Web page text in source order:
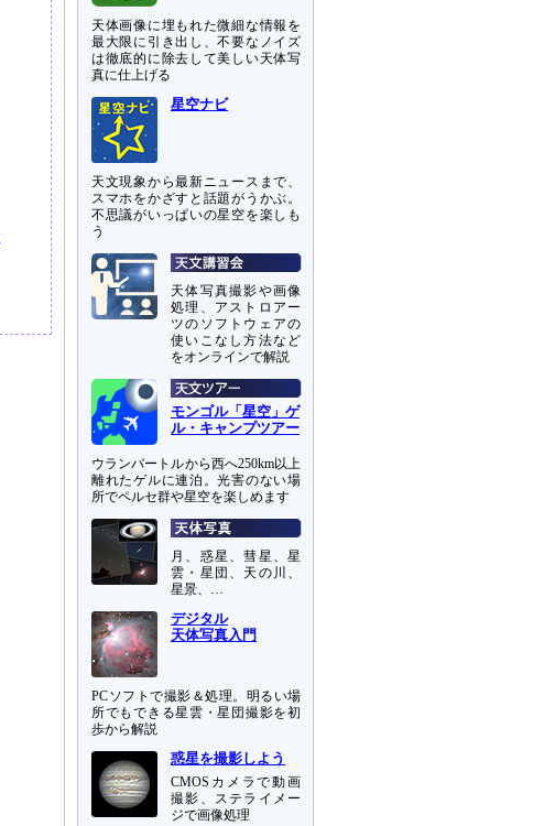
天体画像に埋もれた微細な情報を
最大限に引き出し、不要なノイズ
は徹底的に除去して美しい天体写
真に仕上げる
星空ナビ
天文現象から最新ニュースまで、
スマホをかざすと話題がうかぶ。
不思議がいっぱいの星空を楽しも
う
天体写真撮影や画像
処理、アストロアー
ツのソフトウェアの
使いこなし方法など
をオンラインで解説
モンゴル「星空」ゲ
ル・キャンプツアー
ウランバートルから西へ250km以上
離れたゲルに連泊。光害のない場
所でペルセ群や星空を楽しめます
月、惑星、彗星、星
雲・星団、天の川、
星景、…
デジタル
天体写真入門
PCソフトで撮影＆処理。明るい場
所でもできる星雲・星団撮影を初
歩から解説
惑星を撮影しよう
CMOSカメラで動画
撮影、ステライメー
ジで画像処理